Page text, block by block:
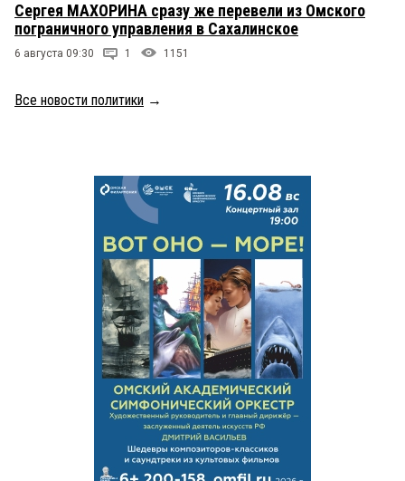
Сергея МАХОРИНА сразу же перевели из Омского
пограничного управления в Сахалинское
6 августа 09:30 1 1151
Все новости политики →